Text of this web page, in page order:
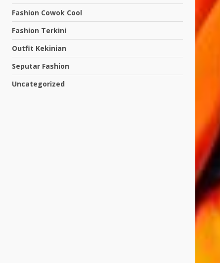
Fashion Cowok Cool
Fashion Terkini
Outfit Kekinian
Seputar Fashion
Uncategorized